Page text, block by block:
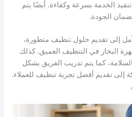
الخدمة بسرعة وكفاءة. أيضًا يتم
لضمان الجودة.
إلى تقديم حلول تنظيف متطورة،
البخار في التنظيف العميق. كذلك
السلامة، كما يتم تدريب الفريق بشكل
إلى تقديم أفضل تجربة تنظيف للعملاء.